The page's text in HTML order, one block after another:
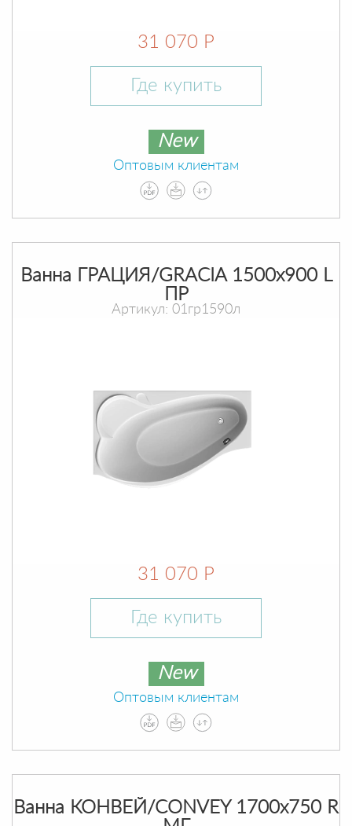
31 070 Р
Где купить
New
Оптовым клиентам
Ванна ГРАЦИЯ/GRACIA 1500х900 L
ПР
Артикул: 01гр1590л
31 070 Р
Где купить
New
Оптовым клиентам
Ванна КОНВЕЙ/CONVEY 1700х750 R